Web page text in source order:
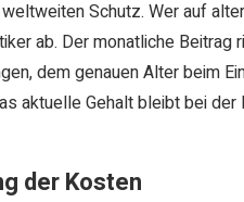
Schutz. Wer auf
ab. Der monatliche Beitrag
dem genauen Alter beim
aktuelle Gehalt bleibt bei der
der Kosten